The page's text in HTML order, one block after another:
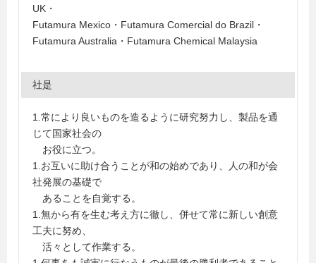
UK・
Futamura Mexico・Futamura Comercial do Brazil・
Futamura Australia・Futamura Chemical Malaysia
社是
1.常により良いものを造るように研究努力し、製品を通
じて国家社会の
お役に立つ。
1.お互いに助け合うことが和の始めであり、人の和が会
社発展の基礎で
あることを自覚する。
1.無から有を生む考え方に徹し、併せて常に新しい創意
工夫に努め、
活々として作業する。